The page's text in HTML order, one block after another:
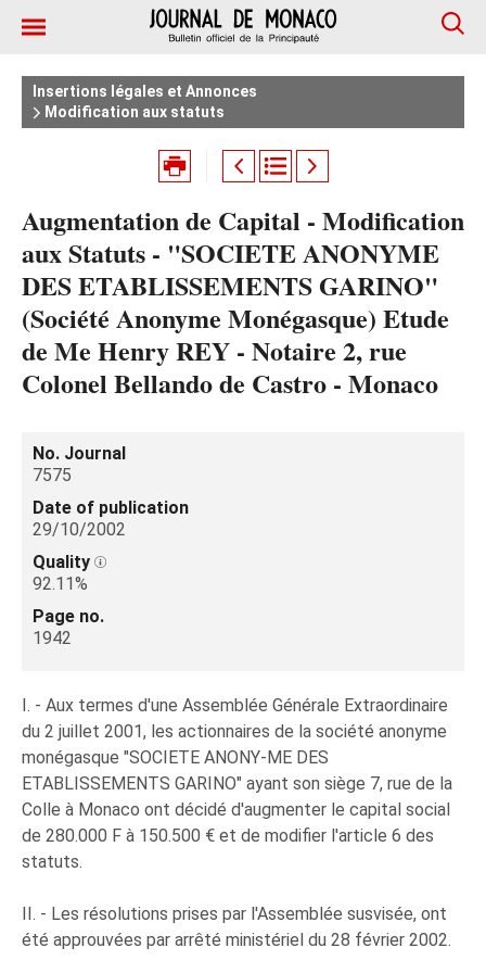
Insertions légales et Annonces
Modification aux statuts
Augmentation de Capital - Modification
aux Statuts - "SOCIETE ANONYME
DES ETABLISSEMENTS GARINO"
(Société Anonyme Monégasque) Etude
de Me Henry REY - Notaire 2, rue
Colonel Bellando de Castro - Monaco
No. Journal
7575
Date of publication
29/10/2002
Quality
92.11%
Page no.
1942
I. - Aux termes d'une Assemblée Générale Extraordinaire
du 2 juillet 2001, les actionnaires de la société anonyme
monégasque "SOCIETE ANONY-ME DES
ETABLISSEMENTS GARINO" ayant son siège 7, rue de la
Colle à Monaco ont décidé d'augmenter le capital social
de 280.000 F à 150.500 € et de modifier l'article 6 des
statuts.
II. - Les résolutions prises par l'Assemblée susvisée, ont
été approuvées par arrêté ministériel du 28 février 2002.